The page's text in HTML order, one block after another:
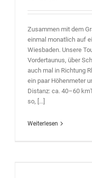
Zusammen mit dem
einmal monatlich auf
Wiesbaden. Unsere
Vordertaunus, über
auch mal in Richtung
ein paar Höhenmeter
Distanz: ca. 40–60
so, [...]
Weiterlesen